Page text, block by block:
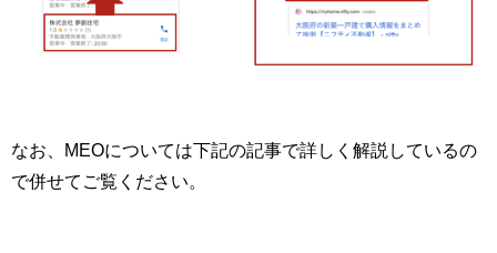
なお、MEOについては下記の記事で詳しく解説しているの
で併せてご覧ください。